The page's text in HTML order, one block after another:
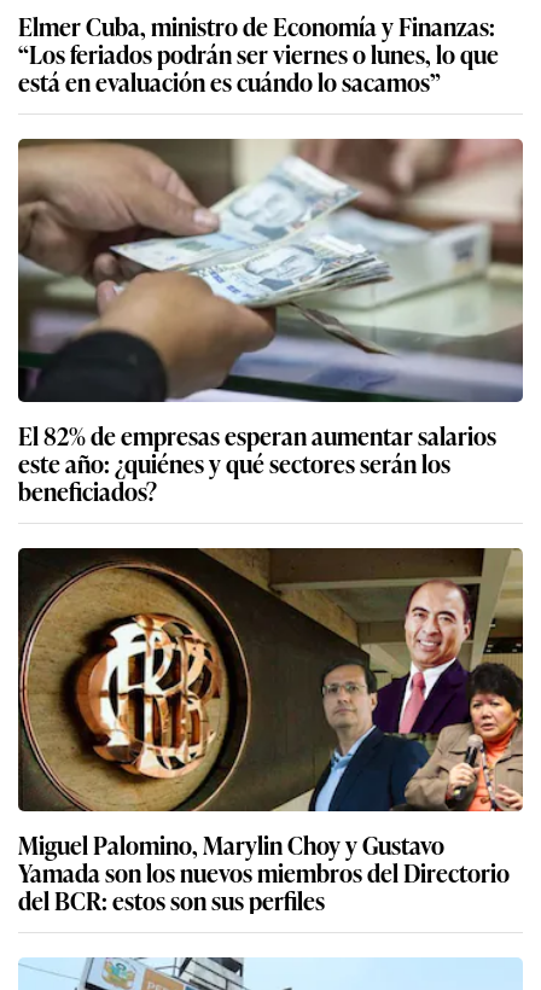
Elmer Cuba, ministro de Economía y Finanzas:
“Los feriados podrán ser viernes o lunes, lo que
está en evaluación es cuándo lo sacamos”
El 82% de empresas esperan aumentar salarios
este año: ¿quiénes y qué sectores serán los
beneficiados?
Miguel Palomino, Marylin Choy y Gustavo
Yamada son los nuevos miembros del Directorio
del BCR: estos son sus perfiles